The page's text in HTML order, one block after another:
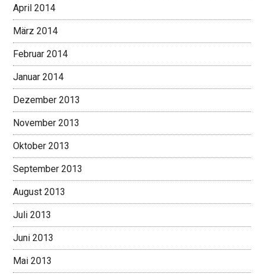
April 2014
März 2014
Februar 2014
Januar 2014
Dezember 2013
November 2013
Oktober 2013
September 2013
August 2013
Juli 2013
Juni 2013
Mai 2013